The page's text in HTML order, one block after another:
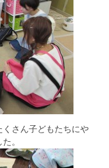
さん子どもたちにや
。